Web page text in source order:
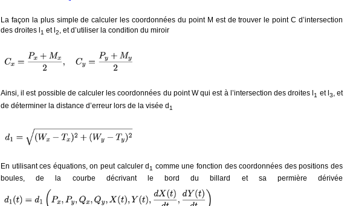
La façon la plus simple de calculer les coordonnées du point M est de trouver le point C d’intersection
des droites l 1 et l 2, et d’utiliser la condition du miroir
Ainsi, il est possible de calculer les coordonnées du point W qui est à l’intersection des droites l 1 et l 3, et
de déterminer la distance d’erreur lors de la visée d1
En utilisant ces équations, on peut calculer d 1 comme une fonction des coordonnées des positions des
boules, de la courbe décrivant le bord du billard et sa permière dérivée